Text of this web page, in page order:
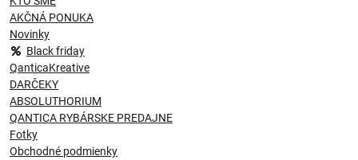
AKČNÁ PONUKA
Novinky
Black friday
QanticaKreative
DARČEKY
ABSOLUTHORIUM
QANTICA RYBÁRSKE PREDAJNE
Fotky
Obchodné podmienky